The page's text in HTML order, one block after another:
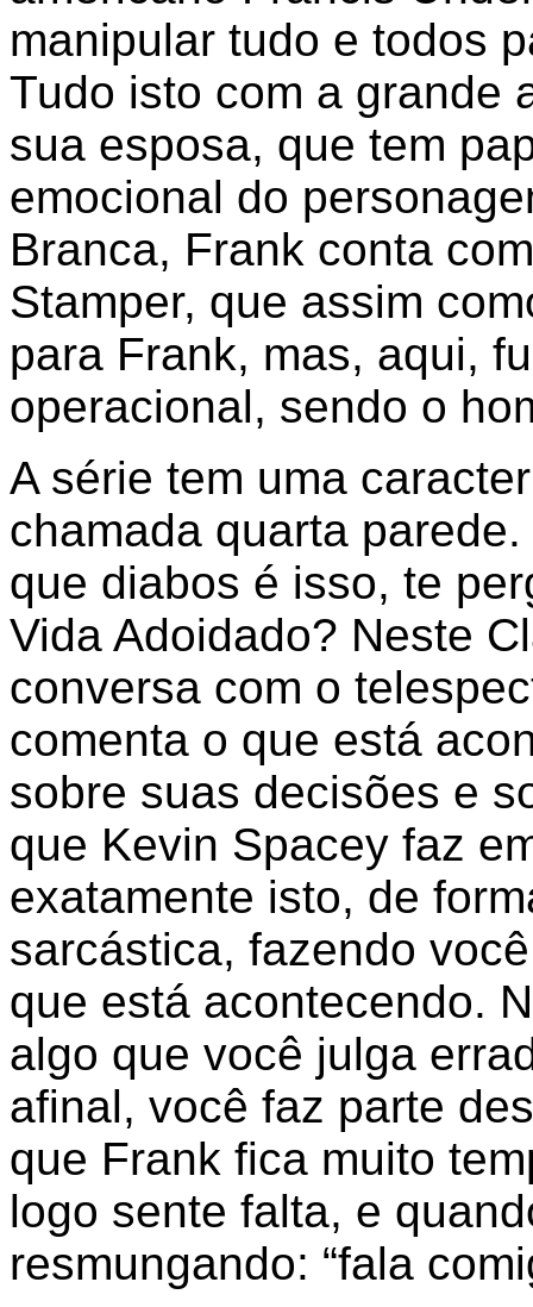
manipular tudo e todos
Tudo isto com a grande
sua esposa, que tem
emocional do
Branca, Frank conta
Stamper, que assim
para Frank, mas, aqui,
operacional, sendo o
A série tem uma
chamada quarta
que diabos é isso, te
Vida Adoidado? Neste
conversa com o
comenta o que está
sobre suas decisões e
que Kevin Spacey faz
exatamente isto, de
sarcástica, fazendo
que está acontecendo.
algo que você julga
afinal, você faz parte
que Frank fica muito
logo sente falta, e
resmungando: “fala